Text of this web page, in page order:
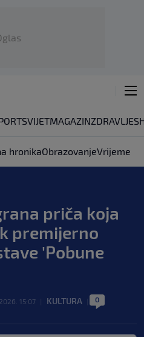
SVIJETMAGAZINZDRAVLJE
hronikaObrazovanjeVrijeme
priča koja
premijerno
'Pobune
15:07 KULTURA 0